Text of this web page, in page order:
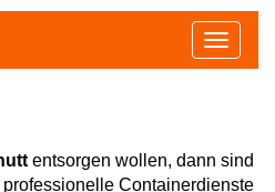
Toggle
entsorgen wollen, dann sind
Containerdienste